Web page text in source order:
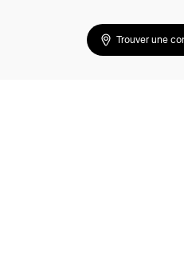
Trouver une